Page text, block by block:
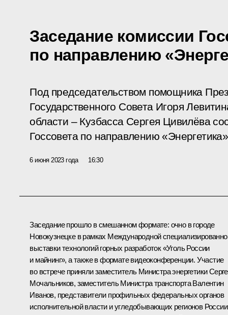
Заседание комиссии
по направлению
Под председательством помощника
Государственного Совета Игоря
области – Кузбасса Сергея Цивилёва
Госсовета по направлению
6 июня 2023 года 16:30
Заседание прошло в смешанном формате: очно в городе
Новокузнецке в рамках Международной
выставки технологий горных разработок «Уголь России
и майнинг», а также в формате видеоконференции. Участие
во встрече приняли заместитель Министра энергетики
Мочальников, заместитель Министра транспорта Валентин
Иванов, представители профильных федеральных органов
исполнительной власти и угледобывающих регионов